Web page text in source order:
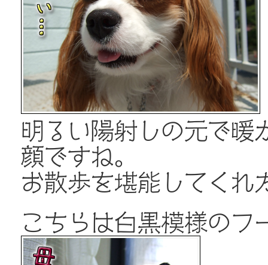
明るい陽射しの元で暖
顔ですね。
お散歩を堪能してくれ
こちらは白黒模様のフ